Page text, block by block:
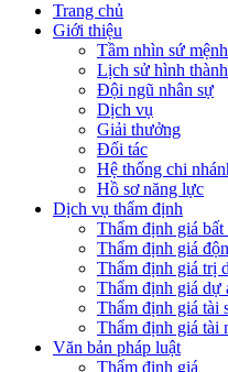
Trang chủ
Giới thiệu
Tầm nhìn sứ mệnh
Lịch sử hình thành
Đội ngũ nhân sự
Dịch vụ
Giải thưởng
Đối tác
Hệ thống chi
Hồ sơ năng lực
Dịch vụ thẩm định
Thẩm định giá bất
Thẩm định giá
Thẩm định giá trị
Thẩm định giá dự
Thẩm định giá tài
Thẩm định giá tài
Văn bản pháp luật
Thẩm định giá